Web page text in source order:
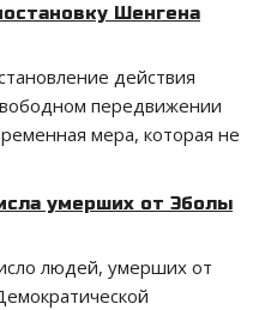
Шенгена
действия
передвижении
мера, которая не
умерших от Эболы
людей, умерших от